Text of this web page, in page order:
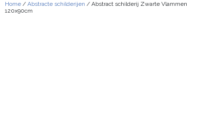
Home / Abstracte schilderijen / Abstract schilderij Zwarte Vlammen
120x90cm